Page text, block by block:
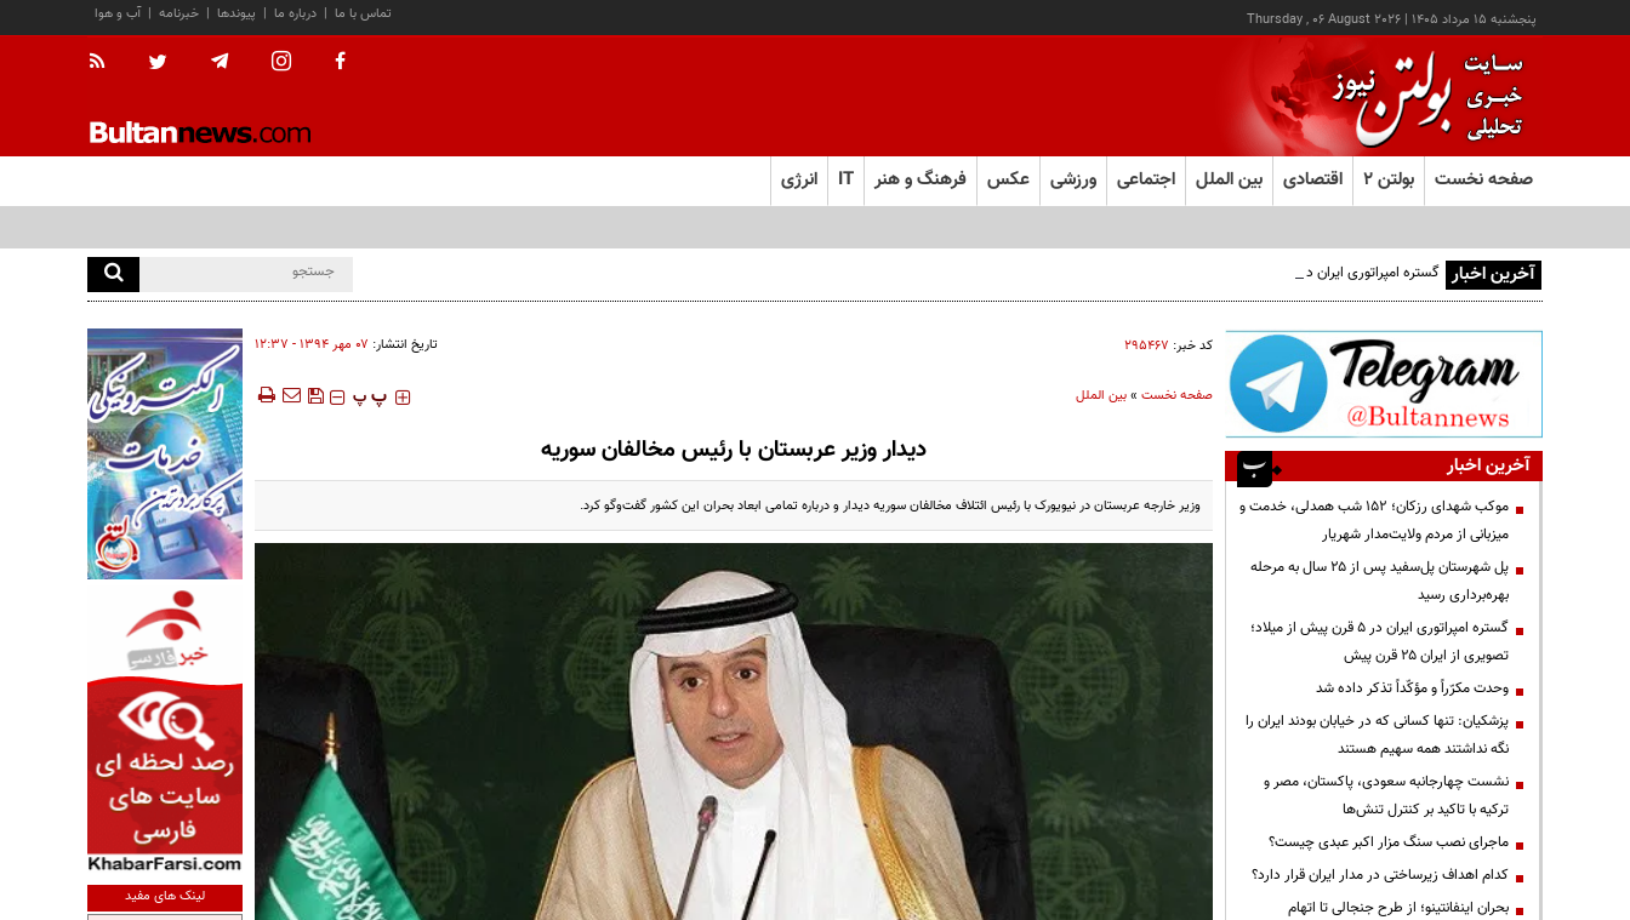
پنجشنبه ۱۵ مرداد ۱۴۰۵ |
Thursday , 06 August 2026 آب و هوا | خبرنامه | پیوندها | درباره ما | تماس با ما
صفحه نخست بولتن ۲ اقتصادی بین الملل اجتماعی ورزشی عکس فرهنگ و هنر IT انرژی
آخرین اخبار گستره امپراتوری ایران در ۵ قرن پیش از میلاد؛ تصویری از ایران ۲۵ قرن پیش
کد خبر: ۲۹۵۴۶۷ تاریخ انتشار: ۰۷ مهر ۱۳۹۴ - ۱۲:۳۷
صفحه نخست»بین الملل ‍‍‍ پ پ
دیدار وزیر عربستان با رئیس مخالفان سوریه
وزیر خارجه عربستان در نیویورک با رئیس ائتلاف مخالفان سوریه دیدار و درباره تمامی ابعاد بحران این کشور گفت‌وگو کرد.
آخرین اخبار
موکب شهدای رزکان؛ ۱۵۲ شب همدلی، خدمت و
میزبانی از مردم ولایت‌مدار شهریار
پل شهرستان پل‌سفید پس از ۲۵ سال به مرحله
بهره‌برداری رسید
گستره امپراتوری ایران در ۵ قرن پیش از میلاد؛
تصویری از ایران ۲۵ قرن پیش
وحدت مکرّراً و مؤکّداً تذکر داده شد
پزشکیان: تنها کسانی که در خیابان بودند ایران را
نگه نداشتند همه سهیم هستند
نشست چهارجانبه سعودی، پاکستان، مصر و
ترکیه با تاکید بر کنترل تنش‌ها
ماجرای نصب سنگ مزار اکبر عبدی چیست؟
کدام اهداف زیرساختی در مدار ایران قرار دارد؟
بحران اینفانتینو؛ از طرح جنجالی تا اتهام
لینک های مفید